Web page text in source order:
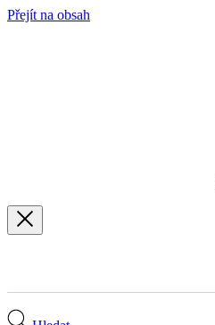
Přejít na obsah